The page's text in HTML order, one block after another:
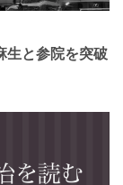
と参院を突破